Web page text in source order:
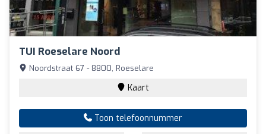
TUI Roeselare Noord
Noordstraat 67 - 8800, Roeselare
Kaart
Toon telefoonnummer